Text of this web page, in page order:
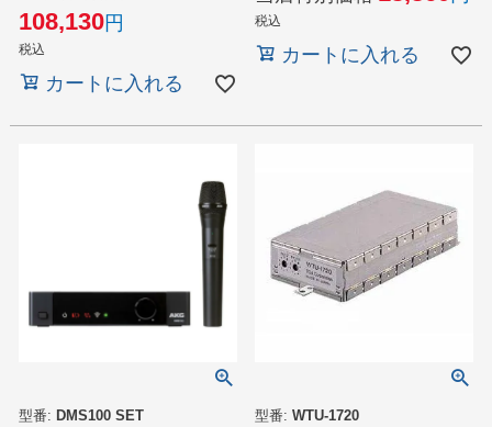
108,130
税込
カートに入れる
税込
カートに入れる
型番: DMS100 SET 型番: WTU-1720